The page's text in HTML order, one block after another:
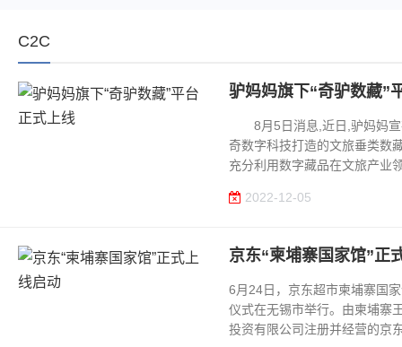
C2C
驴妈妈旗下“奇驴数藏”
8月5日消息,近日,驴妈妈宣
奇数字科技打造的文旅垂类数
充分利用数字藏品在文旅产业
2022-12-05
京东“柬埔寨国家馆”正
6月24日，京东超市柬埔寨国
仪式在无锡市举行。由柬埔寨
投资有限公司注册并经营的京